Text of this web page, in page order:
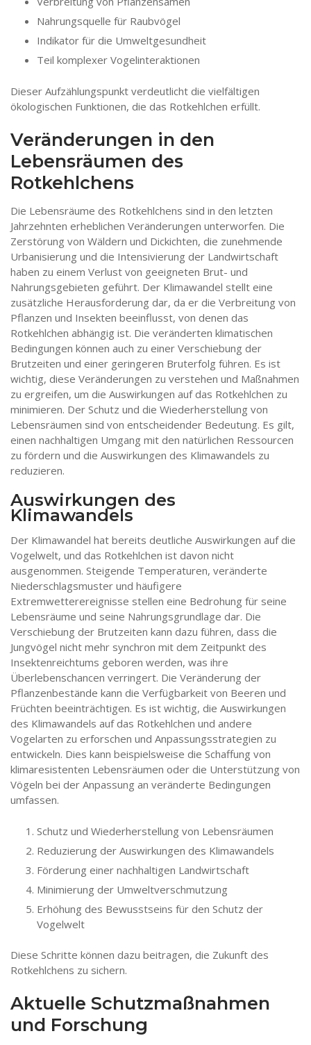
Nahrungsquelle für Raubvögel
Indikator für die Umweltgesundheit
Teil komplexer Vogelinteraktionen
Dieser Aufzählungspunkt verdeutlicht die vielfältigen
ökologischen Funktionen, die das Rotkehlchen erfüllt.
Veränderungen in den
Lebensräumen des
Rotkehlchens
Die Lebensräume des Rotkehlchens sind in den letzten
Jahrzehnten erheblichen Veränderungen unterworfen. Die
Zerstörung von Wäldern und Dickichten, die zunehmende
Urbanisierung und die Intensivierung der Landwirtschaft
haben zu einem Verlust von geeigneten Brut- und
Nahrungsgebieten geführt. Der Klimawandel stellt eine
zusätzliche Herausforderung dar, da er die Verbreitung von
Pflanzen und Insekten beeinflusst, von denen das
Rotkehlchen abhängig ist. Die veränderten klimatischen
Bedingungen können auch zu einer Verschiebung der
Brutzeiten und einer geringeren Bruterfolg führen. Es ist
wichtig, diese Veränderungen zu verstehen und Maßnahmen
zu ergreifen, um die Auswirkungen auf das Rotkehlchen zu
minimieren. Der Schutz und die Wiederherstellung von
Lebensräumen sind von entscheidender Bedeutung. Es gilt,
einen nachhaltigen Umgang mit den natürlichen Ressourcen
zu fördern und die Auswirkungen des Klimawandels zu
reduzieren.
Auswirkungen des
Klimawandels
Der Klimawandel hat bereits deutliche Auswirkungen auf die
Vogelwelt, und das Rotkehlchen ist davon nicht
ausgenommen. Steigende Temperaturen, veränderte
Niederschlagsmuster und häufigere
Extremwetterereignisse stellen eine Bedrohung für seine
Lebensräume und seine Nahrungsgrundlage dar. Die
Verschiebung der Brutzeiten kann dazu führen, dass die
Jungvögel nicht mehr synchron mit dem Zeitpunkt des
Insektenreichtums geboren werden, was ihre
Überlebenschancen verringert. Die Veränderung der
Pflanzenbestände kann die Verfügbarkeit von Beeren und
Früchten beeinträchtigen. Es ist wichtig, die Auswirkungen
des Klimawandels auf das Rotkehlchen und andere
Vogelarten zu erforschen und Anpassungsstrategien zu
entwickeln. Dies kann beispielsweise die Schaffung von
klimaresistenten Lebensräumen oder die Unterstützung von
Vögeln bei der Anpassung an veränderte Bedingungen
umfassen.
Schutz und Wiederherstellung von Lebensräumen
Reduzierung der Auswirkungen des Klimawandels
Förderung einer nachhaltigen Landwirtschaft
Minimierung der Umweltverschmutzung
Erhöhung des Bewusstseins für den Schutz der
Vogelwelt
Diese Schritte können dazu beitragen, die Zukunft des
Rotkehlchens zu sichern.
Aktuelle Schutzmaßnahmen
und Forschung